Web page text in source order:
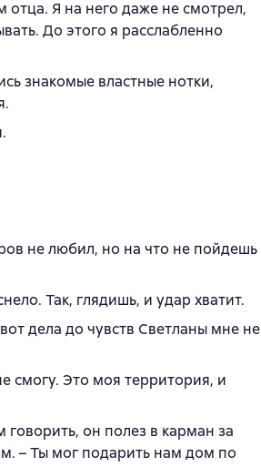
отца. Я на него даже не смотрел,
До этого я расслабленно
знакомые властные нотки,
не любил, но на что не пойдешь
Так, глядишь, и удар хватит.
дела до чувств Светланы мне не
смогу. Это моя территория, и
он полез в карман за
– Ты мог подарить нам дом по